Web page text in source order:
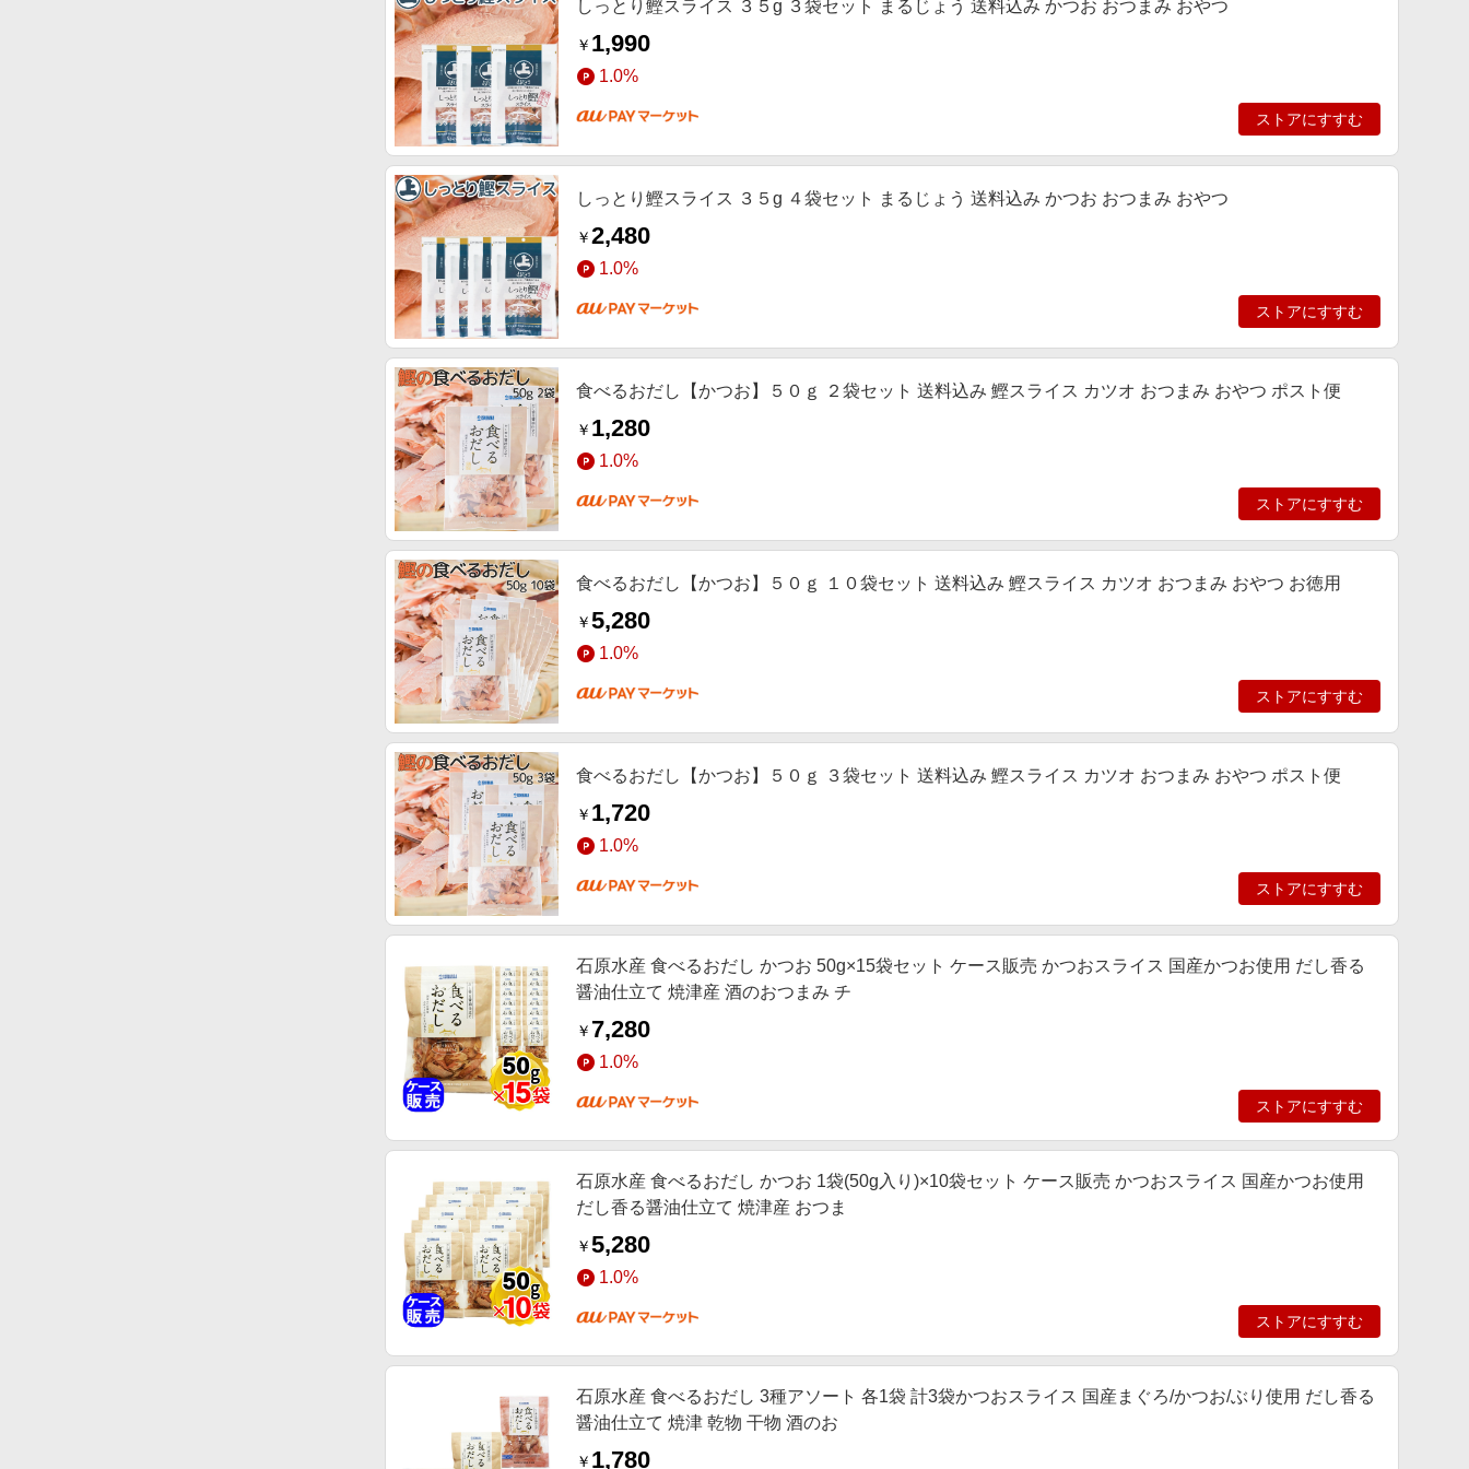
しっとり鰹スライス ３５g ３袋セット まるじょう 送料込み かつお おつまみ おやつ
￥ 1,990
1.0%
ストアにすすむ
しっとり鰹スライス ３５g ４袋セット まるじょう 送料込み かつお おつまみ おやつ
￥2,480
1.0%
ストアにすすむ
食べるおだし【かつお】５０ｇ ２袋セット 送料込み 鰹スライス カツオ おつまみ おやつ ポスト便
￥ 1,280
1.0%
ストアにすすむ
食べるおだし【かつお】５０ｇ １０袋セット 送料込み 鰹スライス カツオ おつまみ おやつ お徳用
￥5,280
1.0%
ストアにすすむ
食べるおだし【かつお】５０ｇ ３袋セット 送料込み 鰹スライス カツオ おつまみ おやつ ポスト便
￥ 1,720
1.0%
ストアにすすむ
石原水産 食べるおだし かつお 50g×15袋セット ケース販売 かつおスライス 国産かつお使用 だし香る
醤油仕立て 焼津産 酒のおつまみ チ
￥ 7,280
1.0%
ストアにすすむ
石原水産 食べるおだし かつお 1袋(50g入り)×10袋セット ケース販売 かつおスライス 国産かつお使用
だし香る醤油仕立て 焼津産 おつま
￥5,280
1.0%
ストアにすすむ
石原水産 食べるおだし 3種アソート 各1袋 計3袋かつおスライス 国産まぐろ/かつお/ぶり使用 だし香る
醤油仕立て 焼津 乾物 干物 酒のお
￥ 1,780